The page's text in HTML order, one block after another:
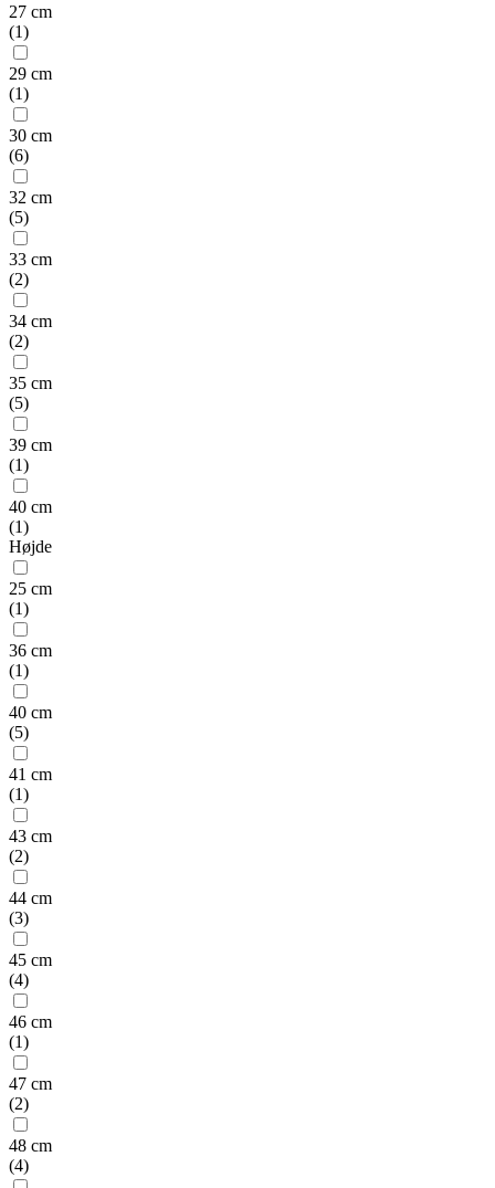
27 cm
(1)
29 cm
(1)
30 cm
(6)
32 cm
(5)
33 cm
(2)
34 cm
(2)
35 cm
(5)
39 cm
(1)
40 cm
(1)
Højde
25 cm
(1)
36 cm
(1)
40 cm
(5)
41 cm
(1)
43 cm
(2)
44 cm
(3)
45 cm
(4)
46 cm
(1)
47 cm
(2)
48 cm
(4)